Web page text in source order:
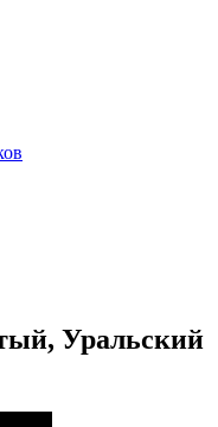
Уральский